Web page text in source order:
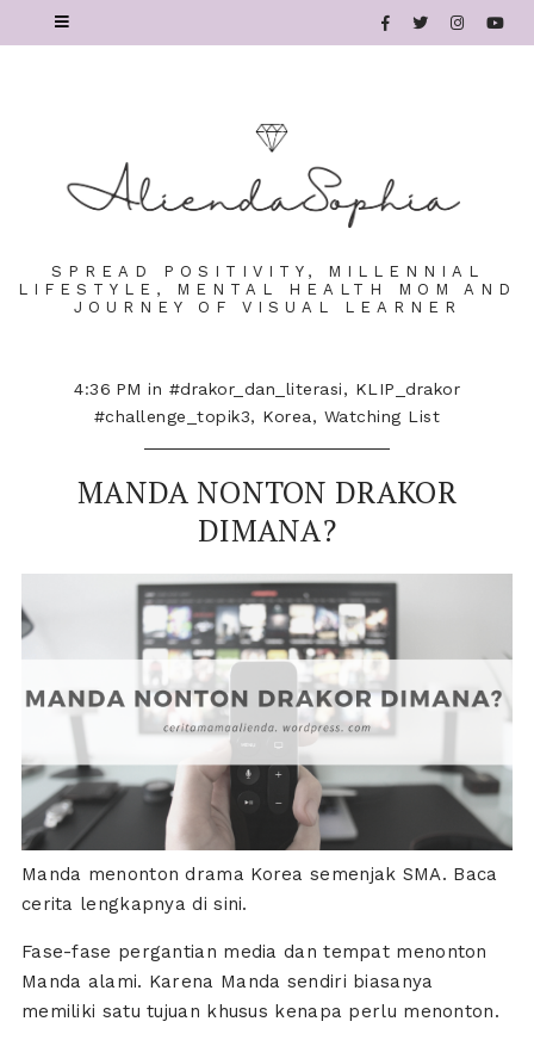
SPREAD POSITIVITY, MILLENNIAL
LIFESTYLE, MENTAL HEALTH MOM AND
JOURNEY OF VISUAL LEARNER
4:36 PM in #drakor_dan_literasi, KLIP_drakor
#challenge_topik3, Korea, Watching List
MANDA NONTON DRAKOR
DIMANA?
Manda menonton drama Korea semenjak SMA. Baca
cerita lengkapnya di sini.
Fase-fase pergantian media dan tempat menonton
Manda alami. Karena Manda sendiri biasanya
memiliki satu tujuan khusus kenapa perlu menonton.